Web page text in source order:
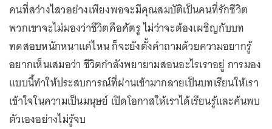
คนที่สว่างไสวอย่างเพียงพอจะมีคุณสมบัติเป็นคนที่รักชีวิต
พวกเขาจะไม่มองว่าชีวิตคือศัตรู ไม่ว่าจะต้องเผชิญกับบท
ทดสอบหนักหนาแค่ไหน ก็จะยังตั้งคำถามด้วยความอยากรู้
อยากเห็นเสมอว่า ชีวิตกำลังพยายามสอนอะไรเราอยู่ การมอง
แบบนี้ทำให้ประสบการณ์ที่ผ่านเข้ามากลายเป็นบทเรียนให้เรา
เข้าใจในความเป็นมนุษย์ เปิดโอกาสให้เราได้เรียนรู้และค้นพบ
ตัวเองอย่างไม่รู้จบ